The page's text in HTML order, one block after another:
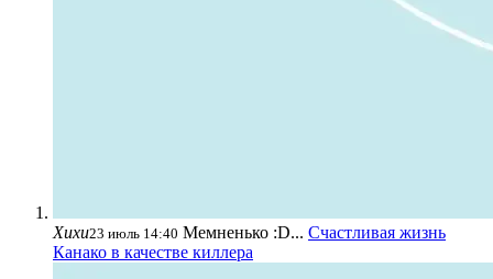
Хихи23 июль 14:40 Мемненько :D... Счастливая жизнь
Канако в качестве киллера